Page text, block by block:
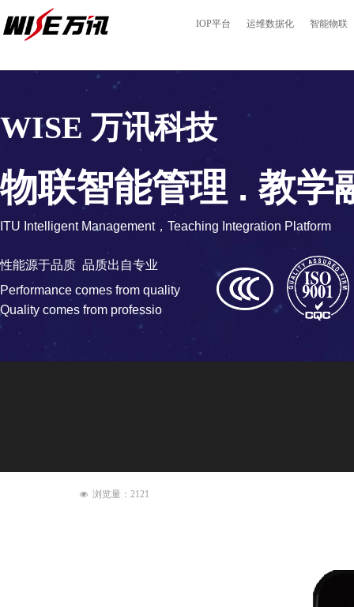
IOP平台 运维数据化 智能物联
WISE 万讯科技
物联智能管理 . 教学
ITU Intelligent Management，Teaching Integration Platform
性能源于品质 品质出自专业
Performance comes from quality
Quality comes from professio
넶 浏览量： 2121